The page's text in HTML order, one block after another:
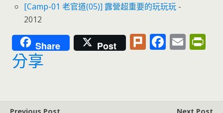
[Camp-01 老官道(05)] 露營超重要的玩玩玩 -
2012
Share Post Pl F E
e
分享
Previous Post Next Post